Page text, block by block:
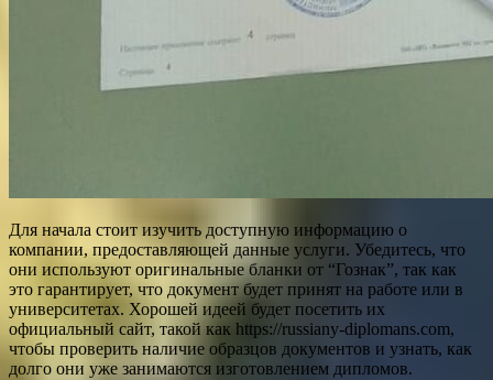
Для начала стоит изучить доступную информацию о
компании, предоставляющей данные услуги. Убедитесь, что
они используют оригинальные бланки от “Гознак”, так как
это гарантирует, что документ будет принят на работе или в
университетах. Хорошей идеей будет посетить их
официальный сайт, такой как https://russiany-diplomans.com,
чтобы проверить наличие образцов документов и узнать, как
долго они уже занимаются изготовлением дипломов.